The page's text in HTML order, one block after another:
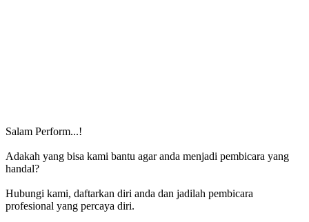
Salam Perform...!
Adakah yang bisa kami bantu agar anda menjadi pembicara yang
handal?
Hubungi kami, daftarkan diri anda dan jadilah pembicara
profesional yang percaya diri.